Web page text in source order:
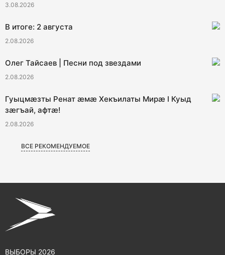
3.08.2026
В итоге: 2 августа
2.08.2026
Олег Тайсаев | Песни под звездами
2.08.2026
Гуыцмӕзты Ренат ӕмӕ Хекъилаты Мирӕ I Куыд
зӕгъай, афтӕ!
2.08.2026
ВСЕ РЕКОМЕНДУЕМОЕ
ВЫБОРЫ 2026